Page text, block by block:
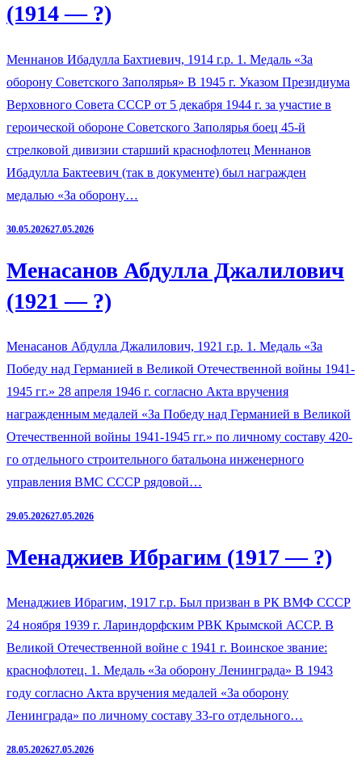
(1914 — ?)
Меннанов Ибадулла Бахтиевич, 1914 г.р. 1. Медаль «За
оборону Советского Заполярья» В 1945 г. Указом Президиума
Верховного Совета СССР от 5 декабря 1944 г. за участие в
героической обороне Советского Заполярья боец 45-й
стрелковой дивизии старший краснофлотец Меннанов
Ибадулла Бактеевич (так в документе) был награжден
медалью «За оборону…
30.05.202627.05.2026
Менасанов Абдулла Джалилович
(1921 — ?)
Менасанов Абдулла Джалилович, 1921 г.р. 1. Медаль «За
Победу над Германией в Великой Отечественной войны 1941-
1945 гг.» 28 апреля 1946 г. согласно Акта вручения
награжденным медалей «За Победу над Германией в Великой
Отечественной войны 1941-1945 гг.» по личному составу 420-
го отдельного строительного батальона инженерного
управления ВМС СССР рядовой…
29.05.202627.05.2026
Менаджиев Ибрагим (1917 — ?)
Менаджиев Ибрагим, 1917 г.р. Был призван в РК ВМФ СССР
24 ноября 1939 г. Лариндорфским РВК Крымской АССР. В
Великой Отечественной войне с 1941 г. Воинское звание:
краснофлотец. 1. Медаль «За оборону Ленинграда» В 1943
году согласно Акта вручения медалей «За оборону
Ленинграда» по личному составу 33-го отдельного…
28.05.202627.05.2026